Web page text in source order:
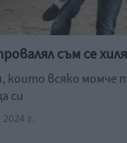
съм се
които всяко момче
си
г.